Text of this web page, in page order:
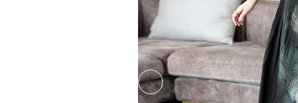
Previous slide